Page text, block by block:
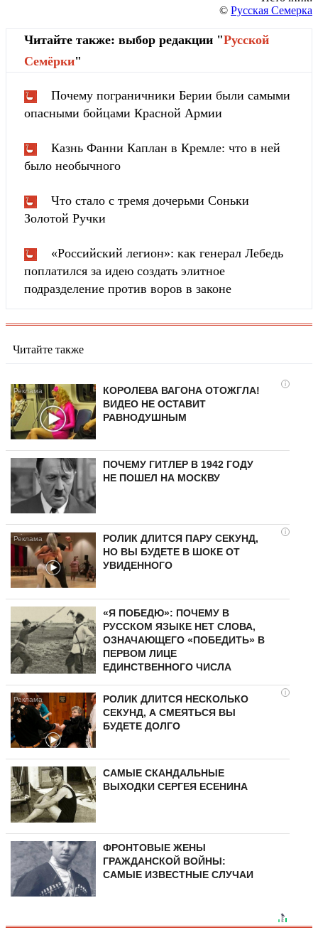
© Русская Семерка
Читайте также: выбор редакции "Русской
Cемёрки"
Почему пограничники Берии были самыми
опасными бойцами Красной Армии
Казнь Фанни Каплан в Кремле: что в ней
было необычного
Что стало с тремя дочерьми Соньки
Золотой Ручки
«Российский легион»: как генерал Лебедь
поплатился за идею создать элитное
подразделение против воров в законе
Читайте также
i
КОРОЛЕВА ВАГОНА ОТОЖГЛА!
ВИДЕО НЕ ОСТАВИТ
РАВНОДУШНЫМ
ПОЧЕМУ ГИТЛЕР В 1942 ГОДУ
НЕ ПОШЕЛ НА МОСКВУ
i
РОЛИК ДЛИТСЯ ПАРУ СЕКУНД,
НО ВЫ БУДЕТЕ В ШОКЕ ОТ
УВИДЕННОГО
«Я ПОБЕДЮ»: ПОЧЕМУ В
РУССКОМ ЯЗЫКЕ НЕТ СЛОВА,
ОЗНАЧАЮЩЕГО «ПОБЕДИТЬ» В
ПЕРВОМ ЛИЦЕ
ЕДИНСТВЕННОГО ЧИСЛА
i
РОЛИК ДЛИТСЯ НЕСКОЛЬКО
СЕКУНД, А СМЕЯТЬСЯ ВЫ
БУДЕТЕ ДОЛГО
САМЫЕ СКАНДАЛЬНЫЕ
ВЫХОДКИ СЕРГЕЯ ЕСЕНИНА
ФРОНТОВЫЕ ЖЕНЫ
ГРАЖДАНСКОЙ ВОЙНЫ:
САМЫЕ ИЗВЕСТНЫЕ СЛУЧАИ